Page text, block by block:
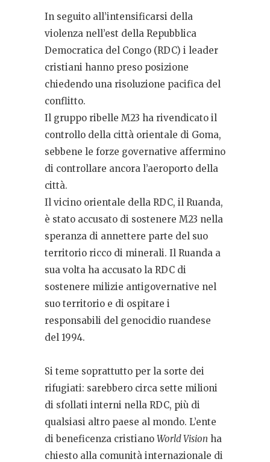
In seguito all’intensificarsi della
violenza nell’est della Repubblica
Democratica del Congo (RDC) i leader
cristiani hanno preso posizione
chiedendo una risoluzione pacifica del
conflitto.
Il gruppo ribelle M23 ha rivendicato il
controllo della città orientale di Goma,
sebbene le forze governative affermino
di controllare ancora l’aeroporto della
città.
Il vicino orientale della RDC, il Ruanda,
è stato accusato di sostenere M23 nella
speranza di annettere parte del suo
territorio ricco di minerali. Il Ruanda a
sua volta ha accusato la RDC di
sostenere milizie antigovernative nel
suo territorio e di ospitare i
responsabili del genocidio ruandese
del 1994.
Si teme soprattutto per la sorte dei
rifugiati: sarebbero circa sette milioni
di sfollati interni nella RDC, più di
qualsiasi altro paese al mondo. L’ente
di beneficenza cristiano World Vision ha
chiesto alla comunità internazionale di